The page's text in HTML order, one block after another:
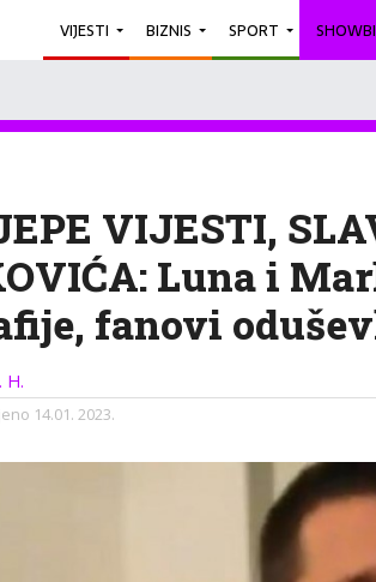
VIJESTI BIZNIS SPORT
VIJESTI,
Luna i
fanovi
H.
14.01. 2023.